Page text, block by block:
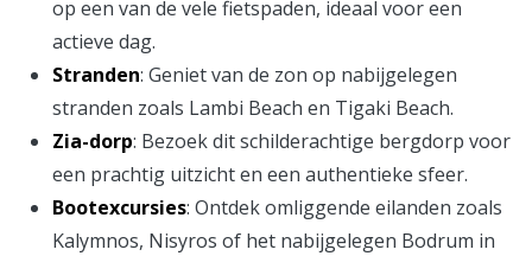
op een van de vele fietspaden, ideaal voor een
actieve dag.
Stranden: Geniet van de zon op nabijgelegen
stranden zoals Lambi Beach en Tigaki Beach.
Zia-dorp: Bezoek dit schilderachtige bergdorp voor
een prachtig uitzicht en een authentieke sfeer.
Bootexcursies: Ontdek omliggende eilanden zoals
Kalymnos, Nisyros of het nabijgelegen Bodrum in